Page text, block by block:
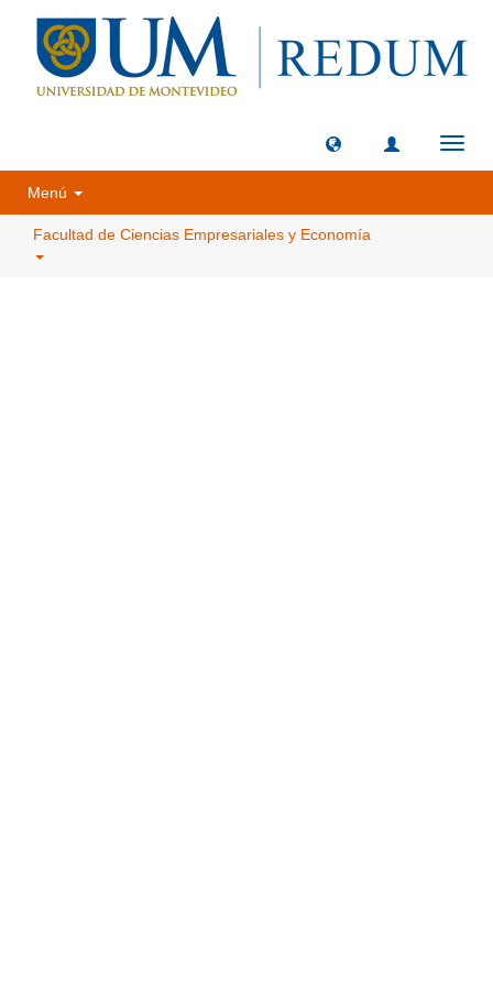
Menú
Facultad de Ciencias Empresariales y Economía